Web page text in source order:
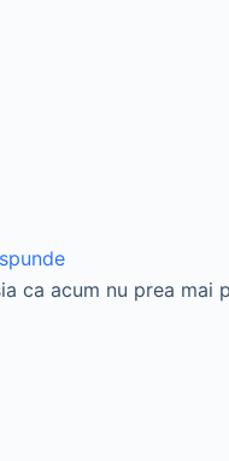
ca acum nu prea